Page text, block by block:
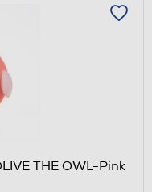
THE OWL-Pink